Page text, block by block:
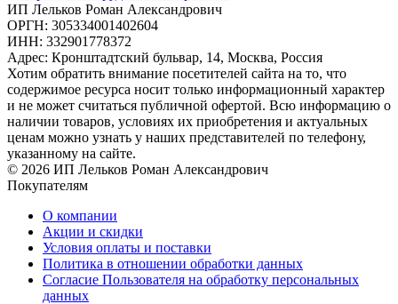
ИП Лельков Роман Александрович
ОРГН: 305334001402604
ИНН: 332901778372
Адрес: Кронштадтский бульвар, 14, Москва, Россия
Хотим обратить внимание посетителей сайта на то, что
содержимое ресурса носит только информационный характер
и не может считаться публичной офертой. Всю информацию о
наличии товаров, условиях их приобретения и актуальных
ценам можно узнать у наших представителей по телефону,
указанному на сайте.
© 2026 ИП Лельков Роман Александрович
Покупателям
О компании
Акции и скидки
Условия оплаты и поставки
Политика в отношении обработки данных
Согласие Пользователя на обработку персональных
данных